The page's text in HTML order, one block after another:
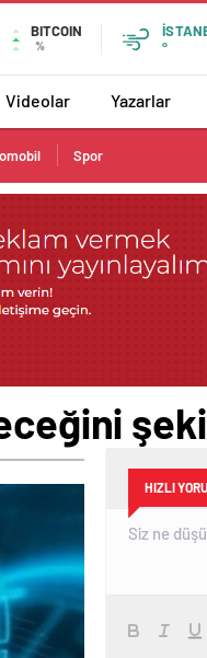
BITCOIN
%
°
Videolar Yazarlar
Spor
HIZLI